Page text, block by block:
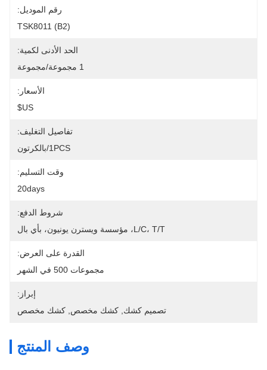
رقم الموديل:
TSK8011 (B2)
الحد الأدنى لكمية:
1 مجموعة/مجموعة
الأسعار:
US$
تفاصيل التغليف:
1PCS/بالكرتون
وقت التسليم:
20days
شروط الدفع:
L/C، T/T، مؤسسة ويسترن يونيون، بأي بال
القدرة على العرض:
مجموعات 500 في الشهر
إبراز:
تصميم كشك كشك مخصص كشك مخصص
وصف المنتج